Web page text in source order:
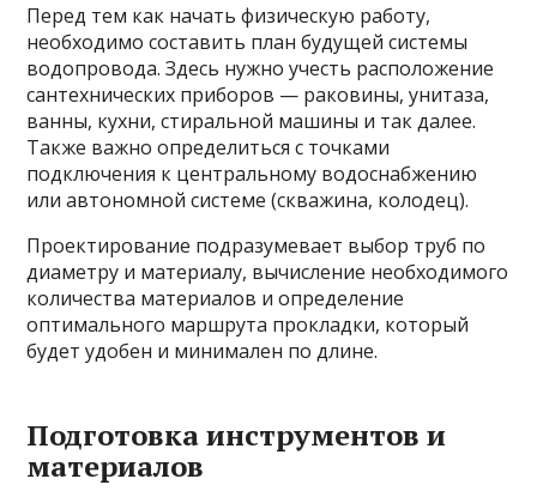
Перед тем как начать физическую работу,
необходимо составить план будущей системы
водопровода. Здесь нужно учесть расположение
сантехнических приборов — раковины, унитаза,
ванны, кухни, стиральной машины и так далее.
Также важно определиться с точками
подключения к центральному водоснабжению
или автономной системе (скважина, колодец).
Проектирование подразумевает выбор труб по
диаметру и материалу, вычисление необходимого
количества материалов и определение
оптимального маршрута прокладки, который
будет удобен и минимален по длине.
Подготовка инструментов и
материалов